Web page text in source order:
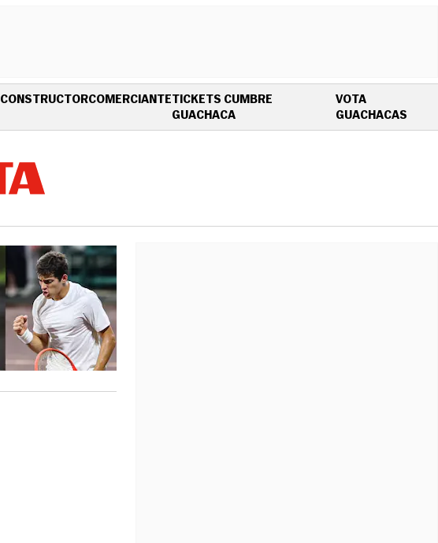
CONSTRUCTORCOMERCIANTETICKETS CUMBRE
GUACHACAOPENS IN NEW WINDOW
VOTA
GUACHACAS